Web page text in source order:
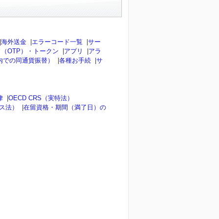
海外送金 |エラーコード一覧 |サー
OTP）・トークン
|アプリ |アラ
の同通貨振替）
|各種お手続 |サ
|OECD CRS（実特法）
法）
|在留資格・期間（満了日）の